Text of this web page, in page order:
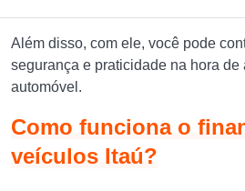
Além disso, com ele, você pode
segurança e praticidade na hora de
automóvel.
Como funciona o
veículos Itaú?